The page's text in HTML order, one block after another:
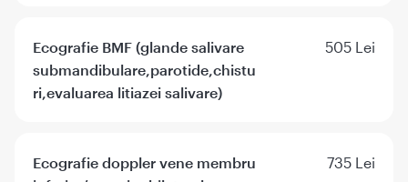
Ecografie BMF (glande salivare
submandibulare,parotide,chistu
ri,evaluarea litiazei salivare)
505 Lei
Ecografie doppler vene membru
735 Lei